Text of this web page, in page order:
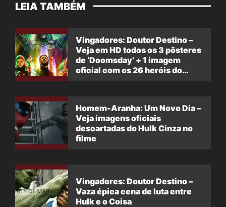
LEIA TAMBÉM
Vingadores: Doutor Destino –
Veja em HD todos os 3 pôsteres
de ‘Doomsday’ + 1 imagem
oficial com os 26 heróis do
Homem-Aranha: Um Novo Dia –
Veja imagens oficiais
descartadas do Hulk Cinza no
filme
Vingadores: Doutor Destino –
Vaza épica cena de luta entre
Hulk e o Coisa